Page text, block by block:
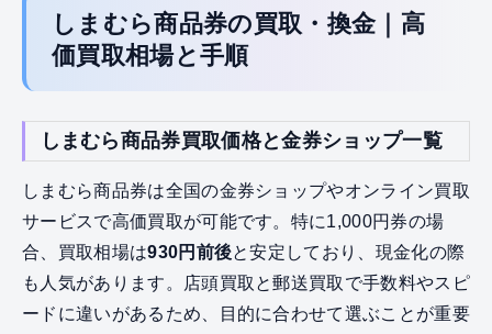
しまむら商品券の買取・換金｜高
価買取相場と手順
しまむら商品券買取価格と金券ショップ一覧
しまむら商品券は全国の金券ショップやオンライン買取
サービスで高価買取が可能です。特に1,000円券の場
合、買取相場は930円前後と安定しており、現金化の際
も人気があります。店頭買取と郵送買取で手数料やスピ
ードに違いがあるため、目的に合わせて選ぶことが重要